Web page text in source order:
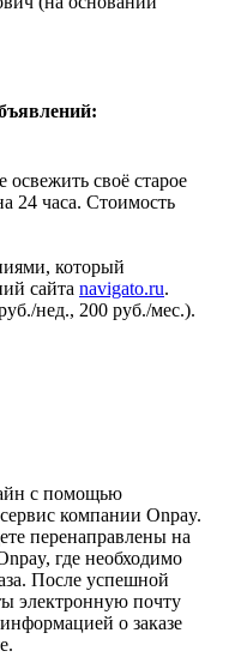
своё старое
24 часа. Стоимость
который
сайта navigato.ru.
нед., 200 руб./мес.).
с помощью
компании Onpay.
перенаправлены на
где необходимо
После успешной
электронную почту
о заказе